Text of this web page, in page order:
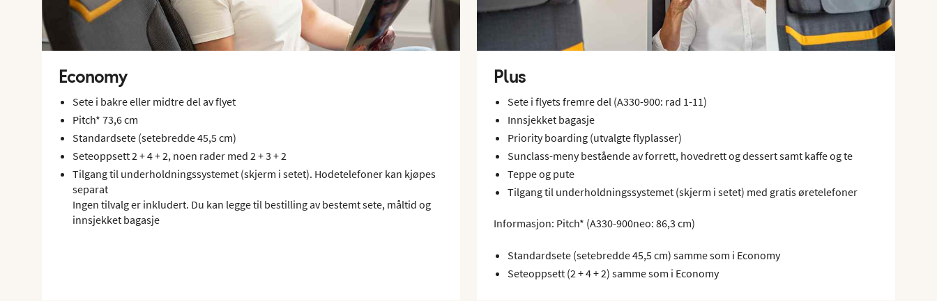
Economy
Sete i bakre eller midtre del av flyet
Pitch* 73,6 cm
Standardsete (setebredde 45,5 cm)
Seteoppsett 2 + 4 + 2, noen rader med 2 + 3 + 2
Tilgang til underholdningssystemet (skjerm i setet). Hodetelefoner kan kjøpes
separat
Ingen tilvalg er inkludert. Du kan legge til bestilling av bestemt sete, måltid og
innsjekket bagasje
Plus
Sete i flyets fremre del (A330-900: rad 1-11)
Innsjekket bagasje
Priority boarding (utvalgte flyplasser)
Sunclass-meny bestående av forrett, hovedrett og dessert samt kaffe og te
Teppe og pute
Tilgang til underholdningssystemet (skjerm i setet) med gratis øretelefoner
Informasjon: Pitch* (A330-900neo: 86,3 cm)
Standardsete (setebredde 45,5 cm) samme som i Economy
Seteoppsett (2 + 4 + 2) samme som i Economy